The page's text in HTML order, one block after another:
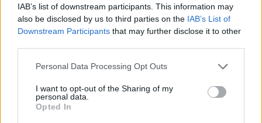
IAB’s list of downstream participants. This information may
also be disclosed by us to third parties on the IAB’s List of
Downstream Participants that may further disclose it to other
Personal Data Processing Opt Outs
I want to opt-out of the Sharing of my
personal data.
Opted In
Situato nel prestigioso porto turistico di
Sotogrande, inAndalusia, questo boutique hotel
inno al lusso nautico
. Il design, ispirato al
creare un’atmosfera rilassante, affacciata sul
Mar Mediterraneo. L’hotel dispone di 45 camere,
molte delle quali con terrazza privata e vista sul